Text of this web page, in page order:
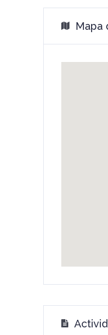
Mapa